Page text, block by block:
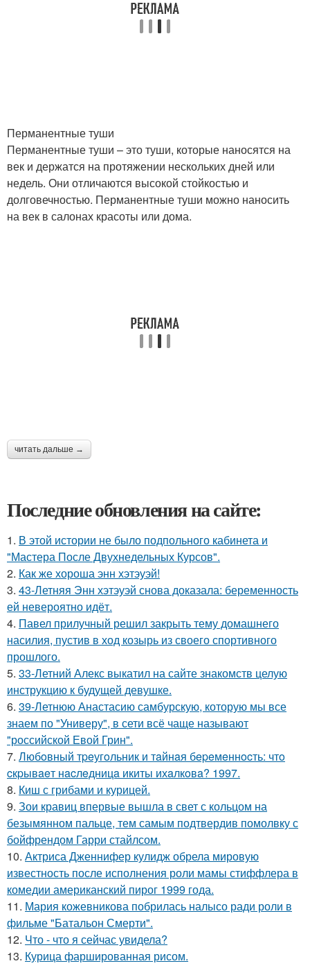
Перманентные туши
Перманентные туши – это туши, которые наносятся на
век и держатся на протяжении нескольких дней или
недель. Они отличаются высокой стойкостью и
долговечностью. Перманентные туши можно наносить
на век в салонах красоты или дома.
читать дальше →
Последние обновления на сайте:
1. В этой истории не было подпольного кабинета и
"Мастера После Двухнедельных Курсов".
2. Как же хороша энн хэтэуэй!
3. 43-Летняя Энн хэтэуэй снова доказала: беременность
ей невероятно идёт.
4. Павел прилучный решил закрыть тему домашнего
насилия, пустив в ход козырь из своего спортивного
прошлого.
5. 33-Летний Алекс выкатил на сайте знакомств целую
инструкцию к будущей девушке.
6. 39-Летнюю Анастасию самбурскую, которую мы все
знаем по "Универу", в сети всё чаще называют
"российской Евой Грин".
7. Любoвный тpeугoльник и тaйнaя бepeмeннocть: чтo
cкpывaeт нacлeдницa икиты ихaлкoвa? 1997.
8. Киш с грибами и курицей.
9. Зои кравиц впервые вышла в свет с кольцом на
безымянном пальце, тем самым подтвердив помолвку с
бойфрендом Гарри стайлсом.
10. Актриса Дженнифер кулидж обрела мировую
известность после исполнения роли мамы стиффлера в
комедии американский пирог 1999 года.
11. Мария кожевникова побрилась налысо ради роли в
фильме "Батальон Смерти".
12. Что - что я сейчас увидела?
13. Курица фаршированная рисом.